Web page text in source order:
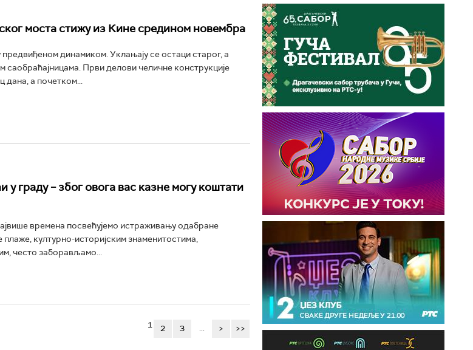
моста стижу из Кине средином новембра
динамиком. Уклањају се остаци старог, а
саобраћајницама. Први делови челичне конструкције
дана, а почетком...
граду – због овога вас казне могу коштати
времена посвећујемо истраживању одабране
плаже, културно-историјским знаменитостима,
често заборављамо...
1 2 3 ... > >>